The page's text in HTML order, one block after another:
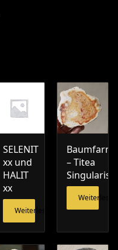
SELENIT
xx und
HALIT
xx
Weiterlesen
Baumfarn
– Titea
Singularis
Weiterlesen